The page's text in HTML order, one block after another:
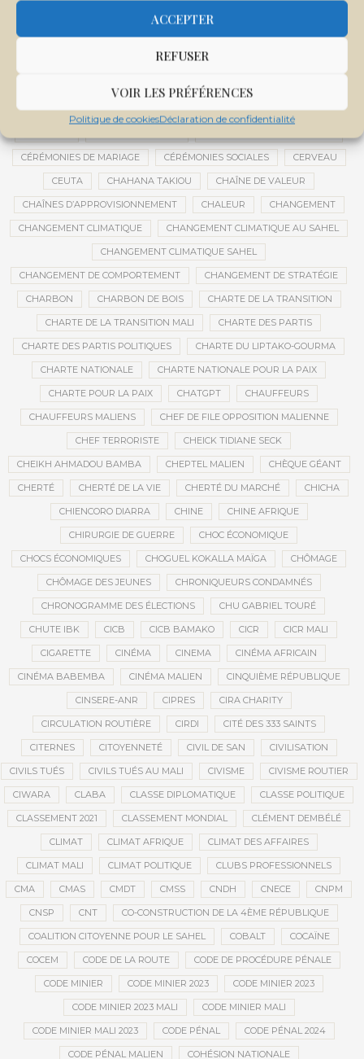
ACCEPTER
REFUSER
VOIR LES PRÉFÉRENCES
Politique de cookiesDéclaration de confidentialité
CENTRE DE SANTÉ COMMUNAUTAIRE
CENTRE INTERNATIONAL DE CONFÉRENCES DE BAMAKO
CENTRE MALI
CENTRE NATIONAL DES EXAMENS ET CONCOURS DE L’ÉDUCATION
CENTRES DE DONNÉES CERCLE DE RÉFLEXION À DISTANCE
CÉRÉMONIES DE MARIAGE CÉRÉMONIES SOCIALES CERVEAU
CEUTA CHAHANA TAKIOU CHAÎNE DE VALEUR
CHAÎNES D’APPROVISIONNEMENT CHALEUR CHANGEMENT
CHANGEMENT CLIMATIQUE CHANGEMENT CLIMATIQUE AU SAHEL
CHANGEMENT CLIMATIQUE SAHEL
CHANGEMENT DE COMPORTEMENT CHANGEMENT DE STRATÉGIE
CHARBON CHARBON DE BOIS CHARTE DE LA TRANSITION
CHARTE DE LA TRANSITION MALI CHARTE DES PARTIS
CHARTE DES PARTIS POLITIQUES CHARTE DU LIPTAKO-GOURMA
CHARTE NATIONALE CHARTE NATIONALE POUR LA PAIX
CHARTE POUR LA PAIX CHATGPT CHAUFFEURS
CHAUFFEURS MALIENS CHEF DE FILE OPPOSITION MALIENNE
CHEF TERRORISTE CHEICK TIDIANE SECK
CHEIKH AHMADOU BAMBA CHEPTEL MALIEN CHÈQUE GÉANT
CHERTÉ CHERTÉ DE LA VIE CHERTÉ DU MARCHÉ CHICHA
CHIENCORO DIARRA CHINE CHINE AFRIQUE
CHIRURGIE DE GUERRE CHOC ÉCONOMIQUE
CHOCS ÉCONOMIQUES CHOGUEL KOKALLA MAÏGA CHÔMAGE
CHÔMAGE DES JEUNES CHRONIQUEURS CONDAMNÉS
CHRONOGRAMME DES ÉLECTIONS CHU GABRIEL TOURÉ
CHUTE IBK CICB CICB BAMAKO CICR CICR MALI
CIGARETTE CINÉMA CINEMA CINÉMA AFRICAIN
CINÉMA BABEMBA CINÉMA MALIEN CINQUIÈME RÉPUBLIQUE
CINSERE-ANR CIPRES CIRA CHARITY
CIRCULATION ROUTIÈRE CIRDI CITÉ DES 333 SAINTS
CITERNES CITOYENNETÉ CIVIL DE SAN CIVILISATION
CIVILS TUÉS CIVILS TUÉS AU MALI CIVISME CIVISME ROUTIER
CIWARA CLABA CLASSE DIPLOMATIQUE CLASSE POLITIQUE
CLASSEMENT 2021 CLASSEMENT MONDIAL CLÉMENT DEMBÉLÉ
CLIMAT CLIMAT AFRIQUE CLIMAT DES AFFAIRES
CLIMAT MALI CLIMAT POLITIQUE CLUBS PROFESSIONNELS
CMA CMAS CMDT CMSS CNDH CNECE CNPM
CNSP CNT CO-CONSTRUCTION DE LA 4ÈME RÉPUBLIQUE
COALITION CITOYENNE POUR LE SAHEL COBALT COCAÏNE
COCEM CODE DE LA ROUTE CODE DE PROCÉDURE PÉNALE
CODE MINIER CODE MINIER 2023 CODE MINIER 2023
CODE MINIER 2023 MALI CODE MINIER MALI
CODE MINIER MALI 2023 CODE PÉNAL CODE PÉNAL 2024
CODE PÉNAL MALIEN COHÉSION NATIONALE